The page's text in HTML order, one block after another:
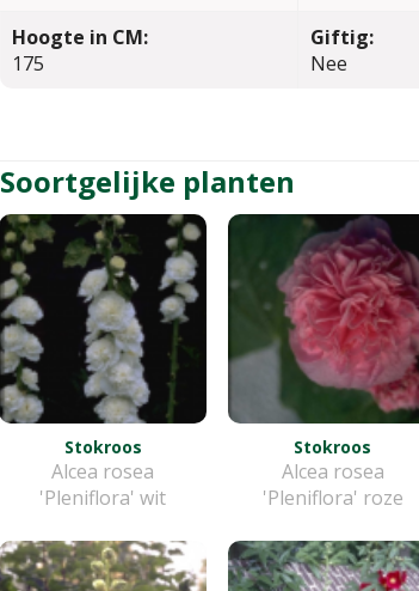
Hoogte in CM:
175
Giftig:
Nee
Soortgelijke planten
Stokroos
Alcea rosea
'Pleniflora' wit
Stokroos
Alcea rosea
'Pleniflora' roze